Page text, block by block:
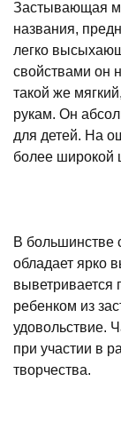
Застывающая
названия,
легко
свойствами он
такой же
рукам. Он
для детей. На
более широкой
В большинстве
обладает ярко
выветривается
ребенком из
удовольствие.
при участии в
творчества.